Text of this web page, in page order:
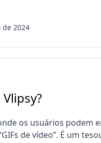
2024
os usuários podem
de vídeo”. É um